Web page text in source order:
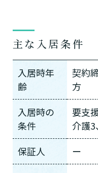
主な入居条件
入居時年
齢
契約
方
入居時の
条件
要支
介護
保証人
ー